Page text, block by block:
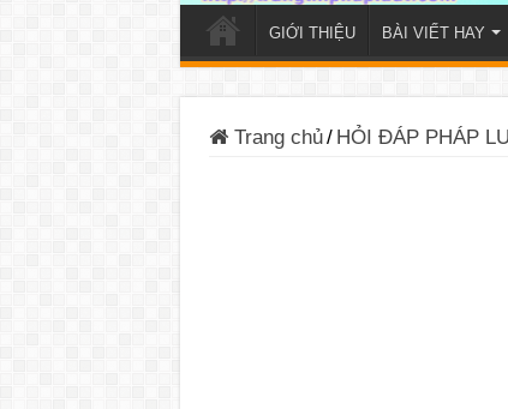
GIỚI THIỆU BÀI VIẾT HAY
Trang chủ/ HỎI ĐÁP PHÁP